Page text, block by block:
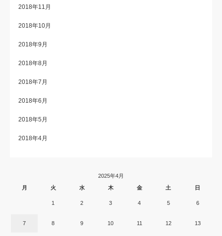
2018年11月
2018年10月
2018年9月
2018年8月
2018年7月
2018年6月
2018年5月
2018年4月
2025年4月
月
火 水 木 金 土 日
1 2 3 4 5 6
7 8 9 10 11 12 13